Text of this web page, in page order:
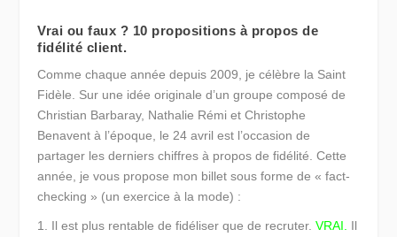
Vrai ou faux ? 10 propositions à propos de
fidélité client.
Comme chaque année depuis 2009, je célèbre la Saint
Fidèle. Sur une idée originale d’un groupe composé de
Christian Barbaray, Nathalie Rémi et Christophe
Benavent à l’époque, le 24 avril est l’occasion de
partager les derniers chiffres à propos de fidélité. Cette
année, je vous propose mon billet sous forme de « fact-
checking » (un exercice à la mode) :
Il est plus rentable de fidéliser que de recruter. VRAI.
Il